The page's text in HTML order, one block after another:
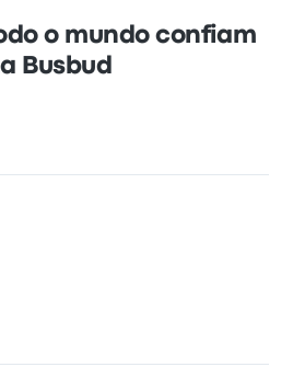
o mundo confiam
Busbud